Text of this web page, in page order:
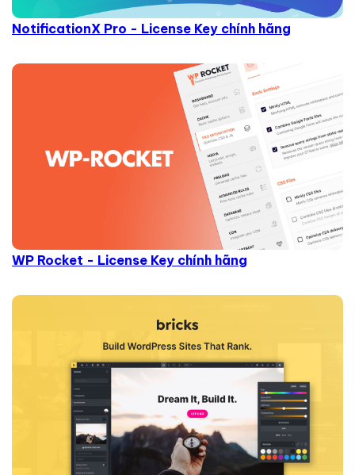
NotificationX Pro - License Key chính hãng
WP Rocket - License Key chính hãng